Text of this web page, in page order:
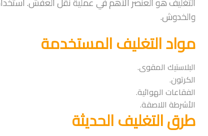
والخدوش.
مواد التغليف المستخدمة
البلاستيك المقوى.
الكرتون.
الفقاعات الهوائية.
الأشرطة اللاصقة.
طرق التغليف الحديثة